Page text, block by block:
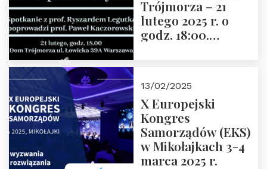
Trójmorza – 21
lutego 2025 r. o
godz. 18:00.
Zapraszamy
13/02/2025
X Europejski
Kongres
Samorządów (EKS)
w Mikołajkach 3-4
marca 2025 r.